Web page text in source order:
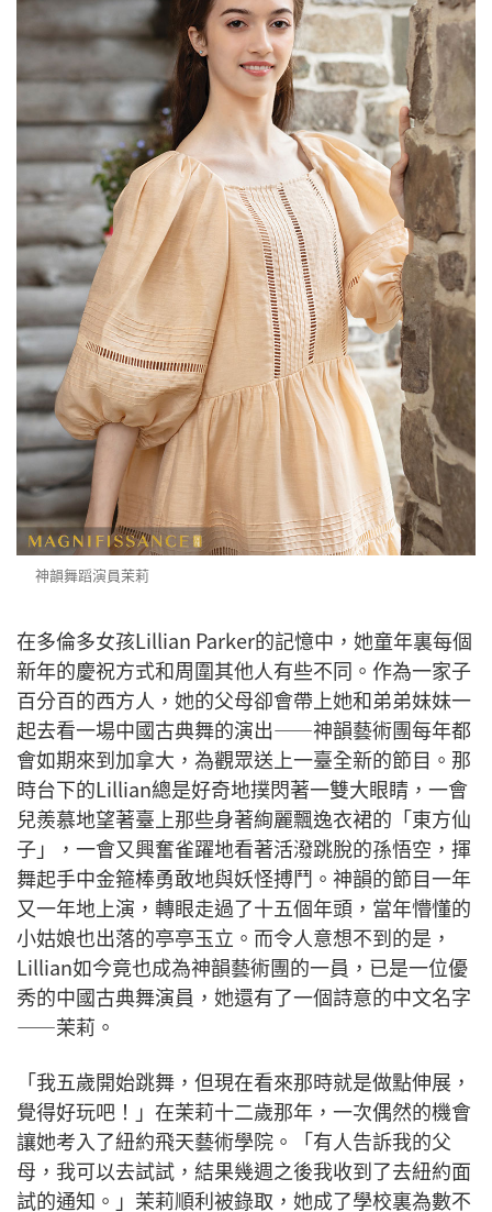
神韻舞蹈演員茉莉
在多倫多女孩Lillian Parker的記憶中，她童年裏每個
新年的慶祝方式和周圍其他人有些不同。作為一家子
百分百的西方人，她的父母卻會帶上她和弟弟妹妹一
起去看一場中國古典舞的演出——神韻藝術團每年都
會如期來到加拿大，為觀眾送上一臺全新的節目。那
時台下的Lillian總是好奇地撲閃著一雙大眼睛，一會
兒羨慕地望著臺上那些身著絢麗飄逸衣裙的「東方仙
子」，一會又興奮雀躍地看著活潑跳脫的孫悟空，揮
舞起手中金箍棒勇敢地與妖怪搏鬥。神韻的節目一年
又一年地上演，轉眼走過了十五個年頭，當年懵懂的
小姑娘也出落的亭亭玉立。而令人意想不到的是，
Lillian如今竟也成為神韻藝術團的一員，已是一位優
秀的中國古典舞演員，她還有了一個詩意的中文名字
——茉莉。
「我五歲開始跳舞，但現在看來那時就是做點伸展，
覺得好玩吧！」在茉莉十二歲那年，一次偶然的機會
讓她考入了紐約飛天藝術學院。「有人告訴我的父
母，我可以去試試，結果幾週之後我收到了去紐約面
試的通知。」茉莉順利被錄取，她成了學校裏為數不